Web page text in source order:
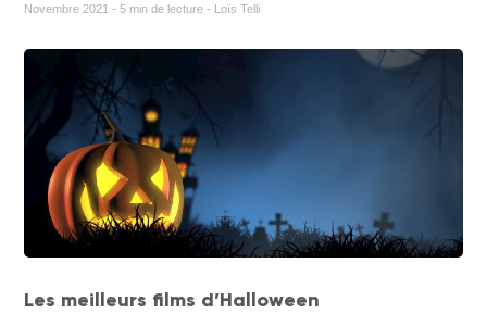
Novembre 2021 - 5 min de lecture - Loïs Telli
Les meilleurs films d’Halloween